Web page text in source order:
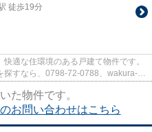
徒歩19分
適な住環境のある戸建て物件です。
探すなら、0798-72-0788、wakura-
た物件です。
問い合わせはこちら